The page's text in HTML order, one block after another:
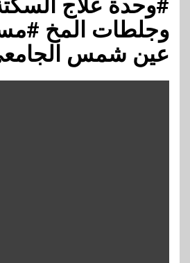
#وحدة علاج
وجلطات المخ
عين شمس